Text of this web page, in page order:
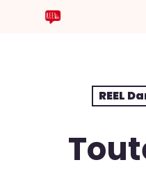
REEL